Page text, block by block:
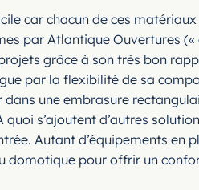
car chacun de ces
par Atlantique Ouvertures
grâce à son très bon
par la flexibilité de sa
une embrasure
s’ajoutent d’autres
Autant d’équipements en
domotique pour offrir un